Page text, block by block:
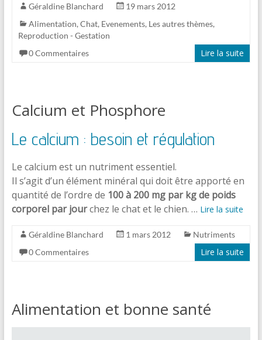
Géraldine Blanchard
19 mars 2012
Alimentation, Chat, Evenements, Les autres thèmes,
Reproduction - Gestation
0 Commentaires
Lire la suite
Calcium et Phosphore
Le calcium : besoin et régulation
Le calcium est un nutriment essentiel.
Il s’agit d’un élément minéral qui doit être apporté en
quantité de l’ordre de 100 à 200 mg par kg de poids
corporel par jourchez le chat et le chien. … Lire la suite
Géraldine Blanchard 1 mars 2012
Nutriments
0 Commentaires
Lire la suite
Alimentation et bonne santé